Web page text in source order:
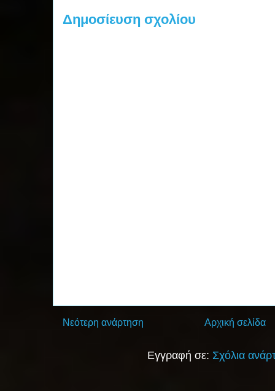
Δημοσίευση σχολίου
Νεότερη ανάρτηση Αρχική σελίδα
Εγγραφή σε: Σχόλια